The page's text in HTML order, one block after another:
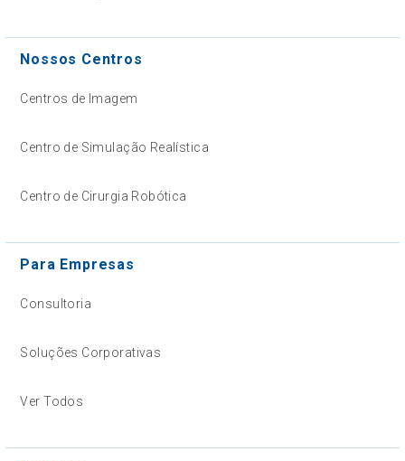
Nossos Centros
Centros de Imagem
Centro de Simulação Realística
Centro de Cirurgia Robótica
Para Empresas
Consultoria
Soluções Corporativas
Ver Todos